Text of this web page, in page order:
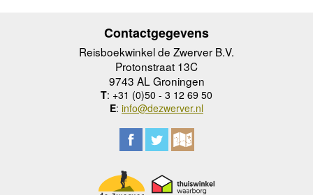
Contactgegevens
Reisboekwinkel de Zwerver B.V.
Protonstraat 13C
9743 AL Groningen
T: +31 (0)50 - 3 12 69 50
E: info@dezwerver.nl